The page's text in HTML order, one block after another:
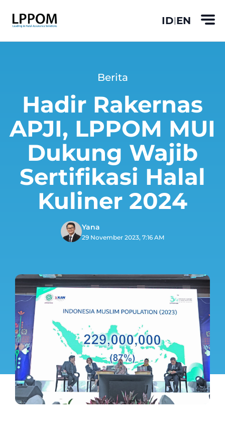
ID|EN
Berita
Hadir Rakernas
APJI, LPPOM MUI
Dukung Wajib
Sertifikasi Halal
Kuliner 2024
Yana
29 November 2023, 7:16 AM